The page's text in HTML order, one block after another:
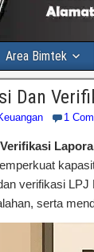
Area Bimtek
Dan
1
verifikasi
serta